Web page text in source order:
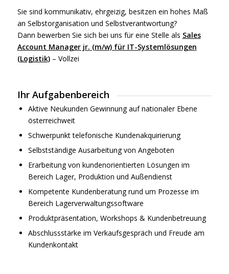
Sie sind kommunikativ, ehrgeizig, besitzen ein hohes Maß
an Selbstorganisation und Selbstverantwortung?
Dann bewerben Sie sich bei uns für eine Stelle als Sales
Account Manager jr. (m/w) für IT-Systemlösungen
(Logistik)– Vollzei
Ihr Aufgabenbereich
Aktive Neukunden Gewinnung auf nationaler Ebene
österreichweit
Schwerpunkt telefonische Kundenakquirierung
Selbstständige Ausarbeitung von Angeboten
Erarbeitung von kundenorientierten Lösungen im
Bereich Lager, Produktion und Außendienst
Kompetente Kundenberatung rund um Prozesse im
Bereich Lagerverwaltungssoftware
Produktpräsentation, Workshops & Kundenbetreuung
Abschlussstärke im Verkaufsgespräch und Freude am
Kundenkontakt